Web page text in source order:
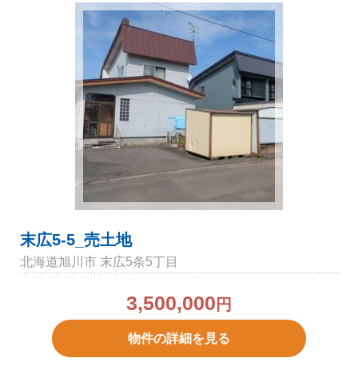
末広5-5_売土地
北海道旭川市 末広5条5丁目
3,500,000 円
物件の詳細を見る